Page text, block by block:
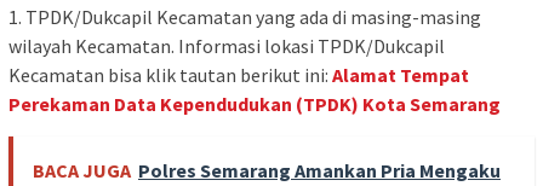
1. TPDK/Dukcapil Kecamatan yang ada di masing-masing
wilayah Kecamatan. Informasi lokasi TPDK/Dukcapil
Kecamatan bisa klik tautan berikut ini: Alamat Tempat
Perekaman Data Kependudukan (TPDK) Kota Semarang
BACA JUGA Polres Semarang Amankan Pria Mengaku